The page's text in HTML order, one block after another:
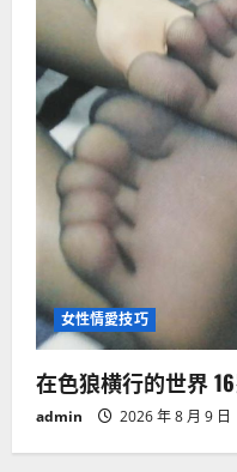
女性情愛技巧
在色狼横行的世界
admin 2026 年 8 月 9 日